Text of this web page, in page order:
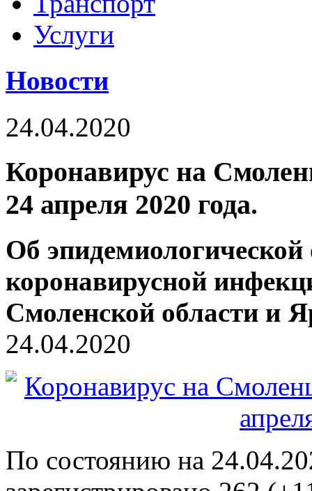
Услуги
Новости
24.04.2020
Коронавирус на
24 апреля 2020 года.
Об эпидемиологической
коронавирусной
Смоленской области и
24.04.2020
По состоянию на